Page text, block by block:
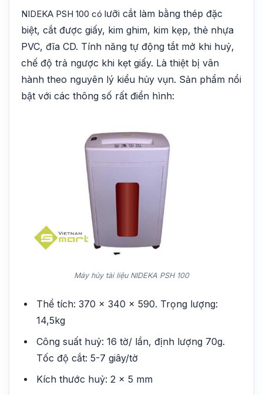
NIDEKA PSH 100 có lưỡi cắt làm bằng thép đặc
biệt, cắt được giấy, kim ghim, kim kẹp, thẻ nhựa
PVC, đĩa CD. Tính năng tự động tắt mở khi huỷ,
chế độ trả ngược khi kẹt giấy. Là thiệt bị vân
hành theo nguyên lý kiểu hủy vụn. Sản phẩm nổi
bật với các thông số rất điển hình:
Máy hủy tài liệu NIDEKA PSH 100
Thể tích: 370 x 340 x 590. Trọng lượng:
14,5kg
Công suất huỷ: 16 tờ/ lần, định lượng 70g.
Tốc độ cắt: 5-7 giây/tờ
Kích thước huỷ: 2 x 5 mm